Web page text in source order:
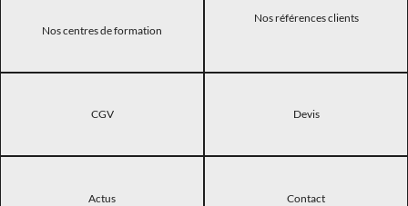
Nos centres de formation
Nos références clients
CGV Devis
Actus Contact